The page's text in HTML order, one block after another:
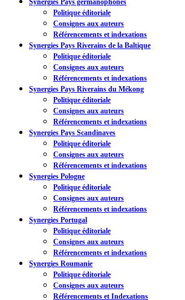
Synergies Pays germanophones
Politique éditoriale
Consignes aux auteurs
Référencements et indexations
Synergies Pays Riverains de la Baltique
Politique éditoriale
Consignes aux auteurs
Référencements et indexations
Synergies Pays Riverains du Mékong
Politique éditoriale
Consignes aux auteurs
Référencements et indexations
Synergies Pays Scandinaves
Politique éditoriale
Consignes aux auteurs
Référencements et indexations
Synergies Pologne
Politique éditoriale
Consignes aux auteurs
Référencements et indexations
Synergies Portugal
Politique éditoriale
Consignes aux auteurs
Référencements et indexations
Synergies Roumanie
Politique éditoriale
Consignes aux auteurs
Référencements et Indexations